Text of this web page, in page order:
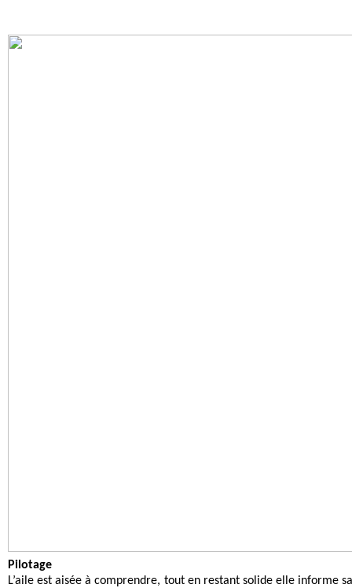
Pilotage
L’aile est aisée à comprendre, tout en restant solide elle informe